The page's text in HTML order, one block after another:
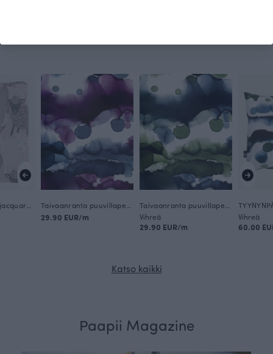
29.90 EUR/m
Vihreä
29.90 EUR/m
Vihreä
60.00
Katso kaikki
Paapii Magazine